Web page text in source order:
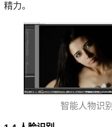
精力。
智能人物识别